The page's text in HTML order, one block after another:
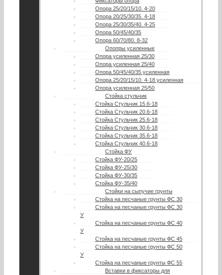
Опора 25/20/15/10. 4-20
Опора 20/25/30/35. 4-18
Опора 25/30/35/40. 4-25
Опора 50/45/40/35
Опора 60/70/80. 8-32
Опопры усиленные
Опора усиленная 25/30
Опора усиленная 25/40
Опора 50/45/40/35 усиленная
Опора 25/20/15/10. 4-18 усиленная
Опора усиленная 25/50
Стойка стульчик
Стойка Стульчик 15.6-18
Стойка Стульчик 20.6-18
Стойка Стульчик 25.6-18
Стойка Стульчик 30.6-18
Стойка Стульчик 35.6-18
Стойка Стульчик 40.6-18
Стойка ФУ
Стойка ФУ-20/25
Стойка ФУ-25/30
Стойка ФУ-30/35
Стойка ФУ-35/40
Стойки на сыпучие грунты
Стойка на песчаные грунты ФС 30
Стойка на песчаные грунты ФС 30
У
Стойка на песчаные грунты ФС 40
У
Стойка на песчаные грунты ФС 45
Стойка на песчаные грунты ФС 50
У
Стойка на песчаные грунты ФС 55
Вставки в фиксаторы для